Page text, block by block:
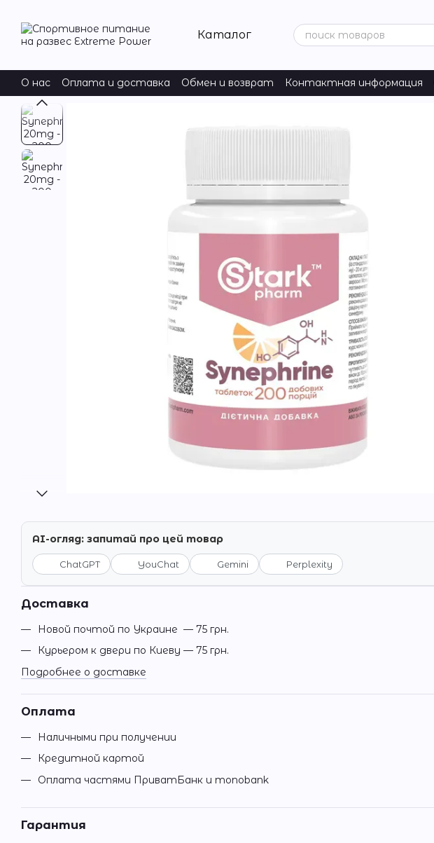
Каталог
О нас Оплата и доставка Обмен и возврат Контактная информация
AI-огляд: запитай про цей товар
ChatGPT YouChat Gemini Perplexity
Доставка
Новой почтой по Украине — 75 грн.
Курьером к двери по Киеву — 75 грн.
Подробнее о доставке
Оплата
Наличными при получении
Кредитной картой
Оплата частями ПриватБанк и monobank
Гарантия